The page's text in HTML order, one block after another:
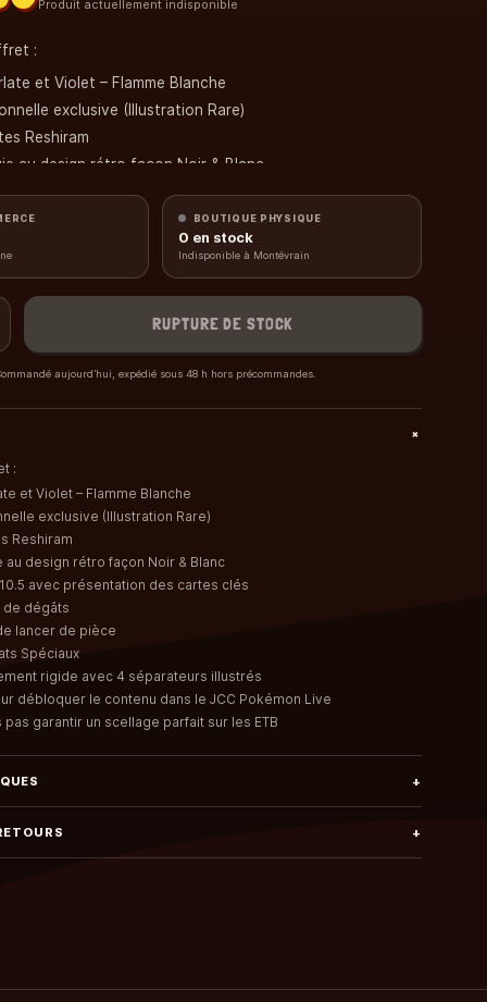
Produit actuellement indisponible
:
et Violet – Flamme Blanche
exclusive (Illustration Rare)
Reshiram
au design rétro façon Noir & Blanc
avec présentation des cartes clés
de dégâts
de lancer de pièce
Spéciaux
rigide avec 4 séparateurs illustrés
débloquer le contenu dans le JCC Pokémon Live
BOUTIQUE PHYSIQUE
0 en stock
Indisponible à Montévrain
RUPTURE DE STOCK
aujourd’hui, expédié sous 48 h hors précommandes.
+
:
et Violet – Flamme Blanche
exclusive (Illustration Rare)
Reshiram
au design rétro façon Noir & Blanc
avec présentation des cartes clés
de dégâts
lancer de pièce
Spéciaux
rigide avec 4 séparateurs illustrés
débloquer le contenu dans le JCC Pokémon Live
pas garantir un scellage parfait sur les ETB
+
+